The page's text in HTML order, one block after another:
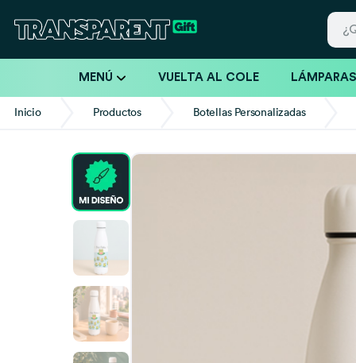
MENÚ VUELTA AL COLE LÁMPARAS
Inicio Productos Botellas Personalizadas